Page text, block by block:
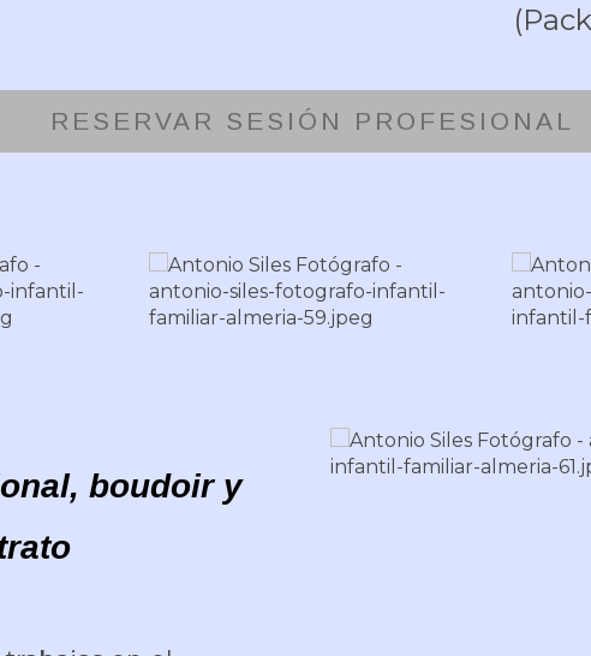
RESERVAR SESIÓN PROFESIONAL
boudoir y